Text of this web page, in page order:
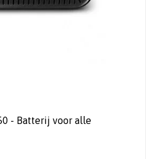
- Batterij voor alle